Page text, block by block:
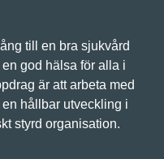
till en bra sjukvård
god hälsa för alla i
är att arbeta med
hållbar utveckling i
styrd organisation.